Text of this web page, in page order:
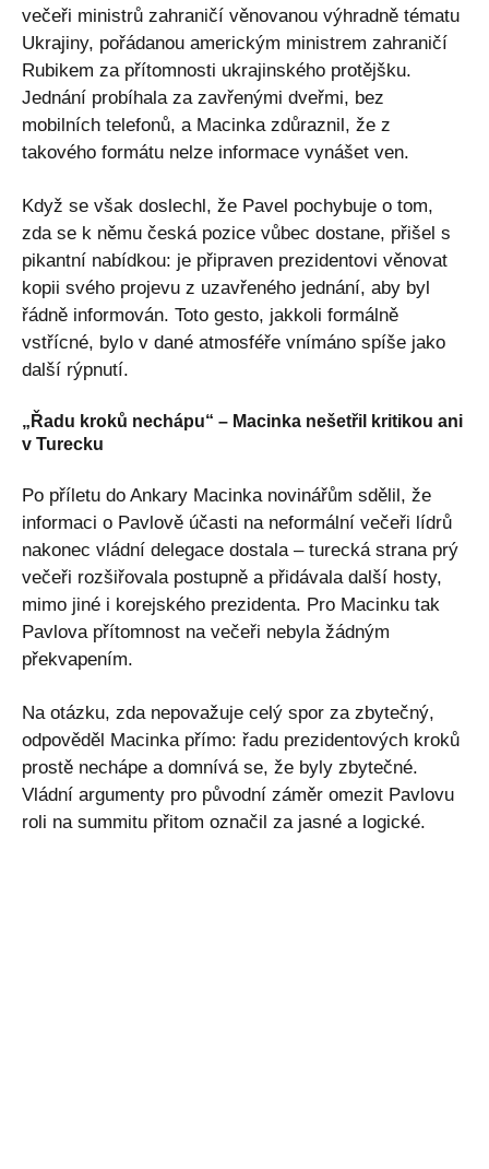
večeři ministrů zahraničí věnovanou výhradně tématu
Ukrajiny, pořádanou americkým ministrem zahraničí
Rubikem za přítomnosti ukrajinského protějšku.
Jednání probíhala za zavřenými dveřmi, bez
mobilních telefonů, a Macinka zdůraznil, že z
takového formátu nelze informace vynášet ven.
Když se však doslechl, že Pavel pochybuje o tom,
zda se k němu česká pozice vůbec dostane, přišel s
pikantní nabídkou: je připraven prezidentovi věnovat
kopii svého projevu z uzavřeného jednání, aby byl
řádně informován. Toto gesto, jakkoli formálně
vstřícné, bylo v dané atmosféře vnímáno spíše jako
další rýpnutí.
„Řadu kroků nechápu“ – Macinka nešetřil kritikou ani
v Turecku
Po příletu do Ankary Macinka novinářům sdělil, že
informaci o Pavlově účasti na neformální večeři lídrů
nakonec vládní delegace dostala – turecká strana prý
večeři rozšiřovala postupně a přidávala další hosty,
mimo jiné i korejského prezidenta. Pro Macinku tak
Pavlova přítomnost na večeři nebyla žádným
překvapením.
Na otázku, zda nepovažuje celý spor za zbytečný,
odpověděl Macinka přímo: řadu prezidentových kroků
prostě nechápe a domnívá se, že byly zbytečné.
Vládní argumenty pro původní záměr omezit Pavlovu
roli na summitu přitom označil za jasné a logické.